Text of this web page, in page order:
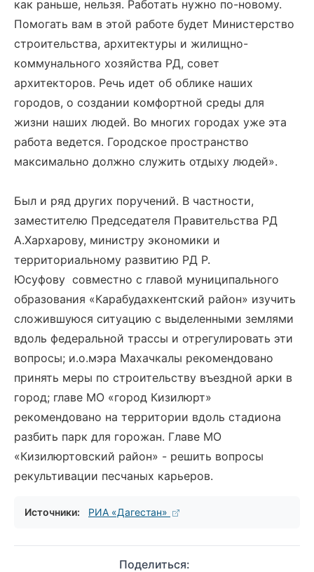
как раньше, нельзя. Работать нужно по-новому.
Помогать вам в этой работе будет Министерство
строительства, архитектуры и жилищно-
коммунального хозяйства РД, совет
архитекторов. Речь идет об облике наших
городов, о создании комфортной среды для
жизни наших людей. Во многих городах уже эта
работа ведется. Городское пространство
максимально должно служить отдыху людей».
Был и ряд других поручений. В частности,
заместителю Председателя Правительства РД
А.Хархарову, министру экономики и
территориальному развитию РД Р.
Юсуфову совместно с главой муниципального
образования «Карабудахкентский район» изучить
сложившуюся ситуацию с выделенными землями
вдоль федеральной трассы и отрегулировать эти
вопросы; и.о.мэра Махачкалы рекомендовано
принять меры по строительству въездной арки в
город; главе МО «город Кизилюрт»
рекомендовано на территории вдоль стадиона
разбить парк для горожан. Главе МО
«Кизилюртовский район» - решить вопросы
рекультивации песчаных карьеров.
Источники: РИА «Дагестан»
Поделиться: